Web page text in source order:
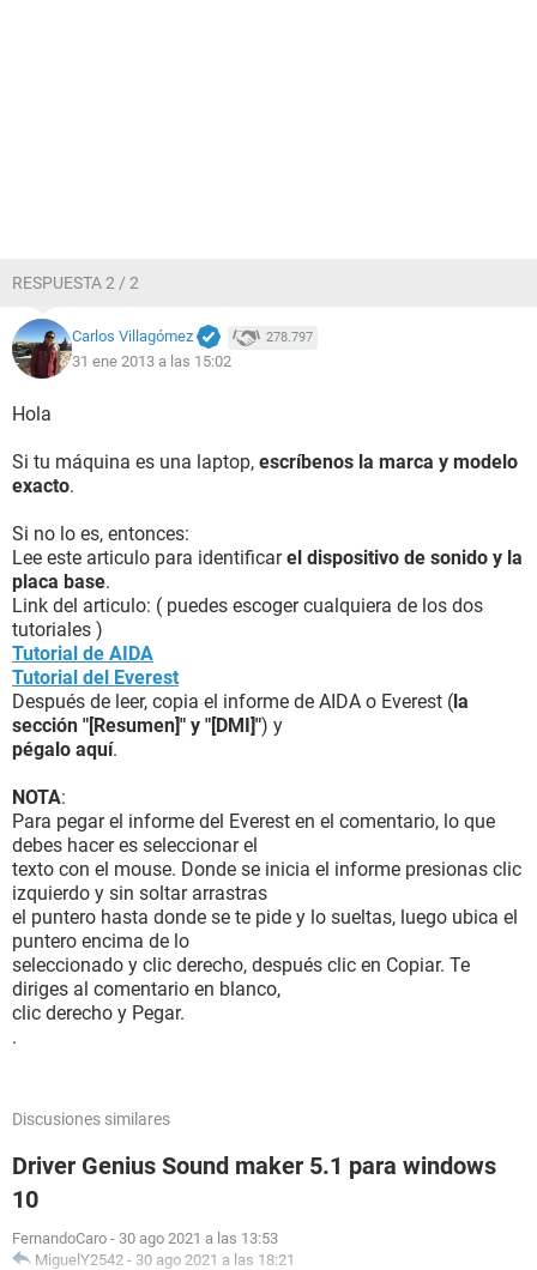
RESPUESTA 2 / 2
Carlos Villagómez 278.797
31 ene 2013 a las 15:02
Hola
Si tu máquina es una laptop, escríbenos la marca y modelo
exacto.
Si no lo es, entonces:
Lee este articulo para identificarel dispositivo de sonido y la
placa base.
Link del articulo: ( puedes escoger cualquiera de los dos
tutoriales )
Tutorial de AIDA
Tutorial del Everest
Después de leer, copia el informe de AIDA o Everest (la
sección "[Resumen]" y "[DMI]") y
pégalo aquí.
NOTA:
Para pegar el informe del Everest en el comentario, lo que
debes hacer es seleccionar el
texto con el mouse. Donde se inicia el informe presionas clic
izquierdo y sin soltar arrastras
el puntero hasta donde se te pide y lo sueltas, luego ubica el
puntero encima de lo
seleccionado y clic derecho, después clic en Copiar. Te
diriges al comentario en blanco,
clic derecho y Pegar.
.
Discusiones similares
Driver Genius Sound maker 5.1 para windows
10
FernandoCaro - 30 ago 2021 a las 13:53
MiguelY2542 - 30 ago 2021 a las 18:21